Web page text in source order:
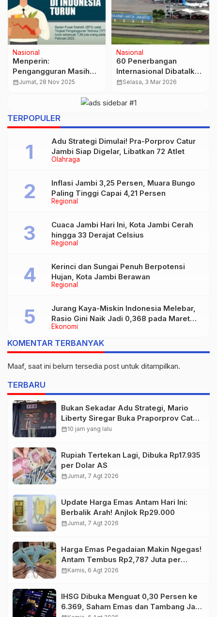
Internasional
Pendiri Binance Keluar
Penjara, Kini Jadi
Tulang Punggung
calendar_monthSenin, 27 Okt 2025
Bisnis Jambi
Update Harga Emas
Pegadaian Hari Ini:
Antam, UBS, dan
Melonjak
calendar_monthRabu, 20 Mei 2026
TERPOPULER
Olahraga
Adu Strategi Dimulai! Pra-Porprov Catur
Jambi Siap Digelar, Libatkan 72 Atlet
Regional
Inflasi Jambi 3,25 Persen, Muara Bungo
Paling Tinggi Capai 4,21 Persen
Regional
Cuaca Jambi Hari Ini, Kota Jambi Cerah
hingga 33 Derajat Celsius
Regional
Kerinci dan Sungai Penuh Berpotensi
Hujan, Kota Jambi Berawan
Ekonomi
Jurang Kaya-Miskin Indonesia Melebar,
Rasio Gini Naik Jadi 0,368 pada Maret
2026
KOMENTAR TERBANYAK
Maaf, saat ini belum tersedia post untuk ditampilkan.
TERBARU
Bukan Sekadar Adu Strategi, Mario
Liberty Siregar Buka Praporprov Catur
Jambi
calendar_month10 jam yang lalu
Rupiah Tertekan Lagi, Dibuka Rp17.935
per Dolar AS
calendar_monthJumat, 7 Agt 2026
Update Harga Emas Antam Hari Ini:
Berbalik Arah! Anjlok Rp29.000
calendar_monthJumat, 7 Agt 2026
Harga Emas Pegadaian Makin Ngegas!
Antam Tembus Rp2,787 Juta per
Gram
calendar_monthKamis, 6 Agt 2026
IHSG Dibuka Menguat 0,30 Persen ke
6.369, Saham Emas dan Tambang Jadi